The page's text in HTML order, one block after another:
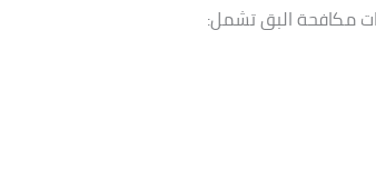
مكافحة البق تشمل: